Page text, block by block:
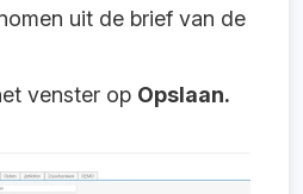
uit de brief van de
venster op Opslaan.